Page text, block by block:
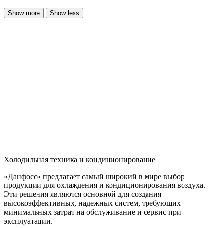
Show more Show less
Холодильная техника и кондиционирование
«Данфосс» предлагает самый широкий в мире выбор
продукции для охлаждения и кондиционирования воздуха.
Эти решения являются основной для создания
высокоэффективных, надежных систем, требующих
минимальных затрат на обслуживание и сервис при
эксплуатации.